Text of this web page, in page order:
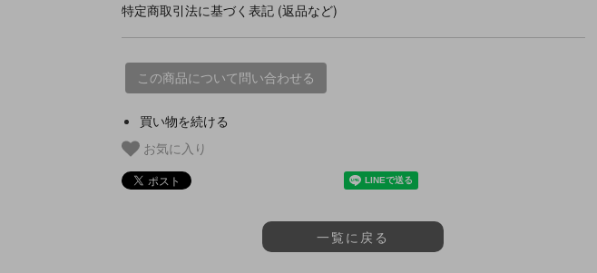
特定商取引法に基づく表記 (返品など)
この商品について問い合わせる
買い物を続ける
お気に入り
一覧に戻る